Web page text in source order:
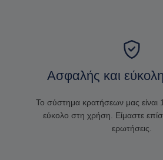
Ασφαλής και
Το σύστημα κρατήσεων μας είναι
εύκολο στη χρήση. Είμαστε
ερωτήσεις.